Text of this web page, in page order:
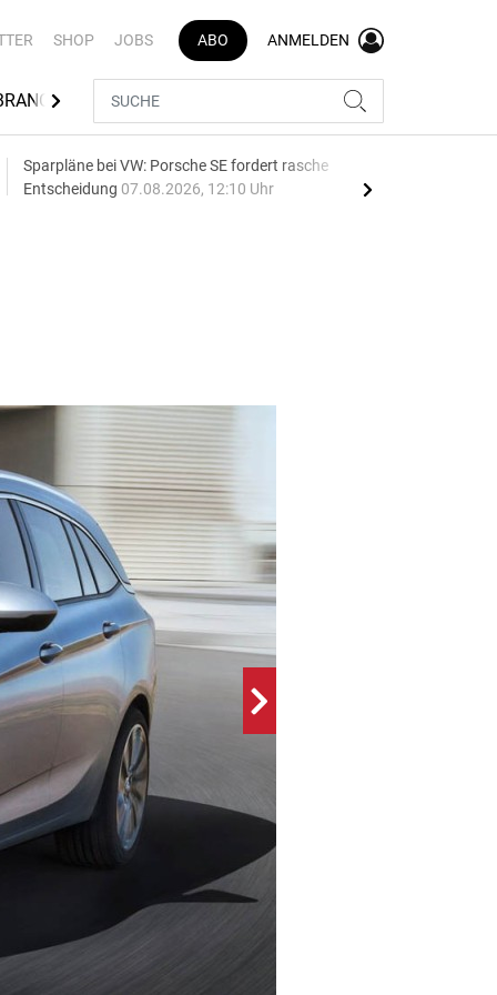
SHOP JOBS ABO ANMELDEN
Sparpläne bei VW: Porsche SE fordert rasche
Entscheidung 07.08.2026, 12:10 Uhr